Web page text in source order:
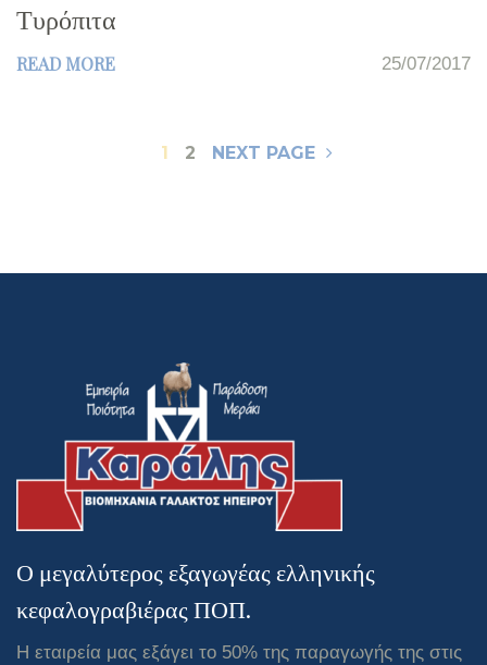
Τυρόπιτα
READ MORE 25/07/2017
Σελιδοποίηση
1 2 NEXT PAGE
Ο μεγαλύτερος εξαγωγέας ελληνικής
κεφαλογραβιέρας ΠΟΠ.
Η εταιρεία μας εξάγει το 50% της παραγωγής της στις